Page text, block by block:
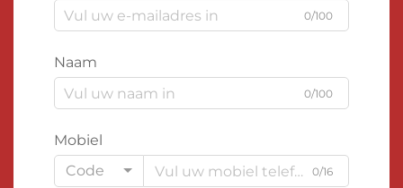
0/100
Naam
0/100
Mobiel
Code
0/16